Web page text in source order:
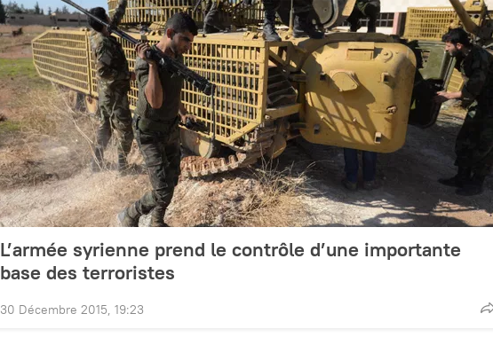
L’armée syrienne prend le contrôle d’une importante
base des terroristes
30 Décembre 2015, 19:23